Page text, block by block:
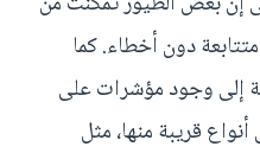
دون أخطاء. كما
إلى وجود مؤشرات على
قريبة منها، مثل